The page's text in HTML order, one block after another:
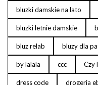
bluzki damskie na lato
bluzki letnie damskie
bluz relab bluzy dla
by lalala ccc Czy
dress code drogeria